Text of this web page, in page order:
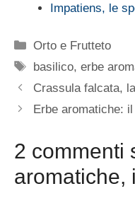
Impatiens, le
Categorie
Orto e Frutteto
Tag
basilico,erbe
Crassula falcata,
Erbe aromatiche:
2 commenti
aromatiche,